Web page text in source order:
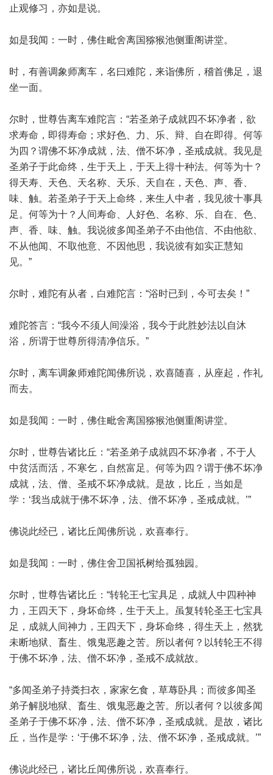
止观修习，亦如是说。
如是我闻：一时，佛住毗舍离国猕猴池侧重阁讲堂。
时，有善调象师离车，名曰难陀，来诣佛所，稽首佛足，退
坐一面。
尔时，世尊告离车难陀言：“若圣弟子成就四不坏净者，欲
求寿命，即得寿命；求好色、力、乐、辩、自在即得。何等
为四？谓佛不坏净成就，法、僧不坏净，圣戒成就。我见是
圣弟子于此命终，生于天上，于天上得十种法。何等为十？
得天寿、天色、天名称、天乐、天自在，天色、声、香、
味、触。若圣弟子于天上命终，来生人中者，我见彼十事具
足。何等为十？人间寿命、人好色、名称、乐、自在、色、
声、香、味、触。我说彼多闻圣弟子不由他信、不由他欲、
不从他闻、不取他意、不因他思，我说彼有如实正慧知
见。”
尔时，难陀有从者，白难陀言：“浴时已到，今可去矣！”
难陀答言：“我今不须人间澡浴，我今于此胜妙法以自沐
浴，所谓于世尊所得清净信乐。”
尔时，离车调象师难陀闻佛所说，欢喜随喜，从座起，作礼
而去。
如是我闻：一时，佛住毗舍离国猕猴池侧重阁讲堂。
尔时，世尊告诸比丘：“若圣弟子成就四不坏净者，不于人
中贫活而活，不寒乞，自然富足。何等为四？谓于佛不坏净
成就，法、僧、圣戒不坏净成就。是故，比丘，当如是
学：‘我当成就于佛不坏净，法、僧不坏净，圣戒成就。’”
佛说此经已，诸比丘闻佛所说，欢喜奉行。
如是我闻：一时，佛住舍卫国祇树给孤独园。
尔时，世尊告诸比丘：“转轮王七宝具足，成就人中四种神
力，王四天下，身坏命终，生于天上。虽复转轮圣王七宝具
足，成就人间神力，王四天下，身坏命终，得生天上，然犹
未断地狱、畜生、饿鬼恶趣之苦。所以者何？以转轮王不得
于佛不坏净，法、僧不坏净，圣戒不成就故。
“多闻圣弟子持粪扫衣，家家乞食，草蓐卧具；而彼多闻圣
弟子解脱地狱、畜生、饿鬼恶趣之苦。所以者何？以彼多闻
圣弟子于佛不坏净，法、僧不坏净，圣戒成就。是故，诸比
丘，当作是学：‘于佛不坏净，法、僧不坏净，圣戒成就。’”
佛说此经已，诸比丘闻佛所说，欢喜奉行。